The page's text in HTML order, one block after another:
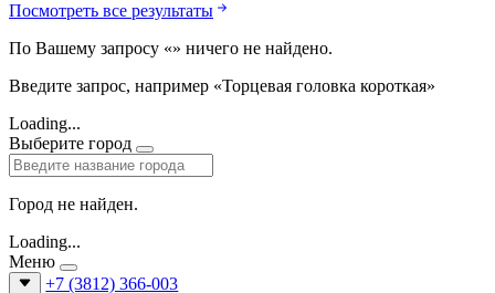
Посмотреть все результаты
По Вашему запросу «» ничего не найдено.
Введите запрос, например «Торцевая головка короткая»
Loading...
Выберите город
Город не найден.
Loading...
Меню
+7 (3812) 366-003